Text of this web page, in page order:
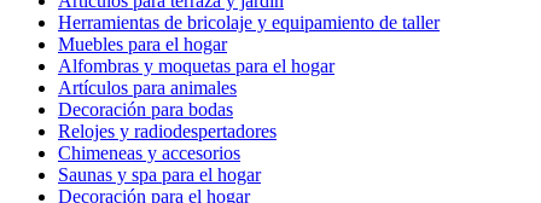
Herramientas de bricolaje y equipamiento de taller
Muebles para el hogar
Alfombras y moquetas para el hogar
Artículos para animales
Decoración para bodas
Relojes y radiodespertadores
Chimeneas y accesorios
Saunas y spa para el hogar
Decoración para el hogar